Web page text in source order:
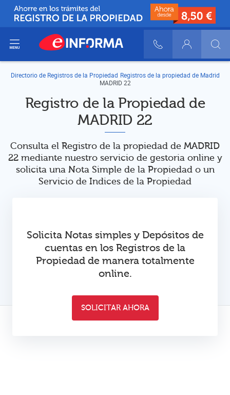
900 10 30 20
Login
del menú
Directorio de Registros de la Propiedad Registros de la propiedad de Madrid
MADRID 22
Registro de la Propiedad de
MADRID 22
Consulta el Registro de la propiedad de MADRID
22 mediante nuestro servicio de gestoria online y
solicita una Nota Simple de la Propiedad o un
Servicio de Indices de la Propiedad
Solicita Notas simples y Depósitos de
cuentas en los Registros de la
Propiedad de manera totalmente
online.
SOLICITAR AHORA